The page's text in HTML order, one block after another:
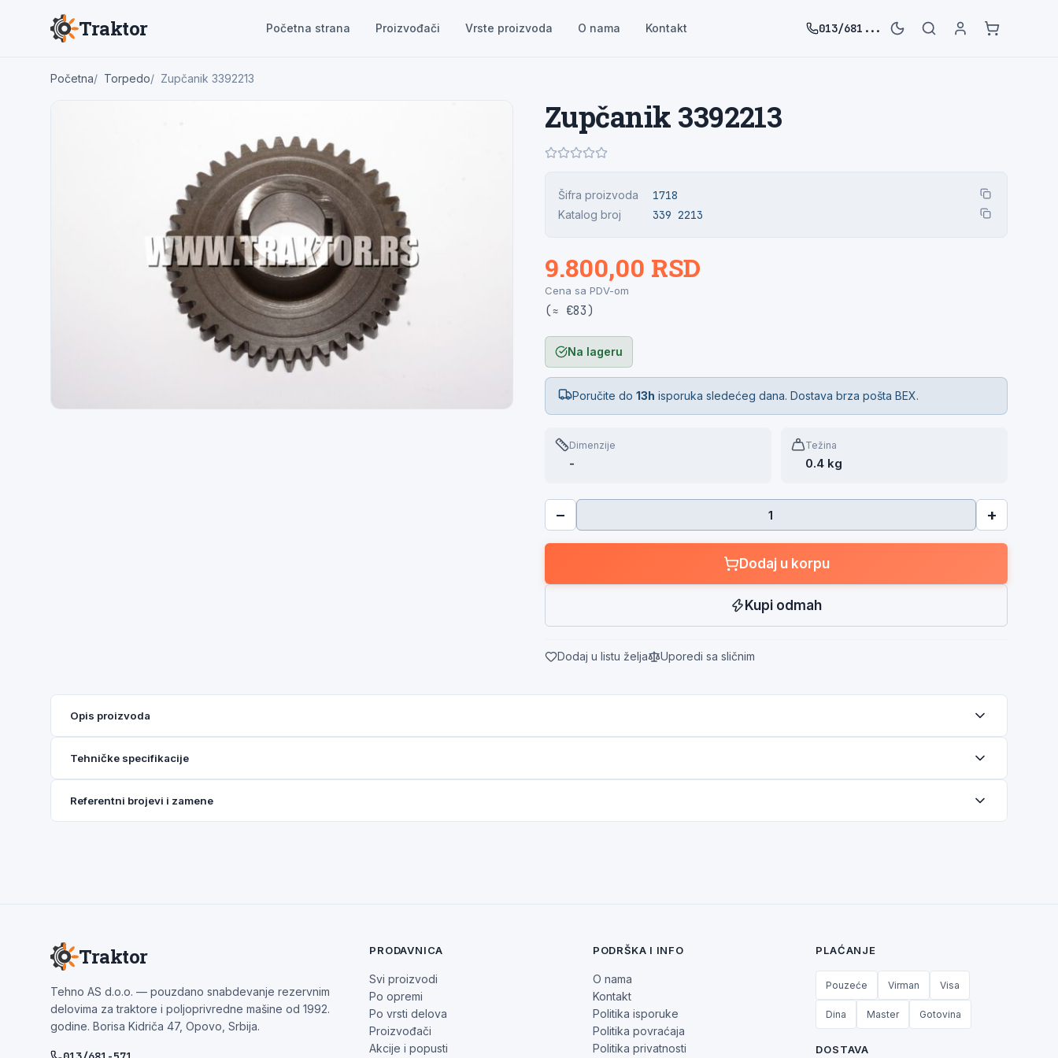
Traktor Početna strana Proizvođači Vrste proizvoda O nama Kontakt 013/681...
Početna Torpedo Zupčanik 3392213
Zupčanik 3392213
Šifra proizvoda 1718
Katalog broj 339 2213
9.800,00 RSD
Cena sa PDV-om
(≈ €83)
Na lageru
Poručite do 13h isporuka sledećeg dana. Dostava brza pošta BEX.
Dimenzije
-
Težina
0.4 kg
− +
Dodaj u korpu
Kupi odmah
Dodaj u listu želja Uporedi sa sličnim
Opis proizvoda
Tehničke specifikacije
Referentni brojevi i zamene
Traktor
Tehno AS d.o.o. — pouzdano snabdevanje rezervnim
delovima za traktore i poljoprivredne mašine od 1992.
godine. Borisa Kidriča 47, Opovo, Srbija.
PRODAVNICA
Svi proizvodi
Po opremi
Po vrsti delova
Proizvođači
Akcije i popusti
PODRŠKA I INFO
O nama
Kontakt
Politika isporuke
Politika povraćaja
Politika privatnosti
PLAĆANJE
Pouzeće Virman Visa
Dina Master Gotovina
DOSTAVA